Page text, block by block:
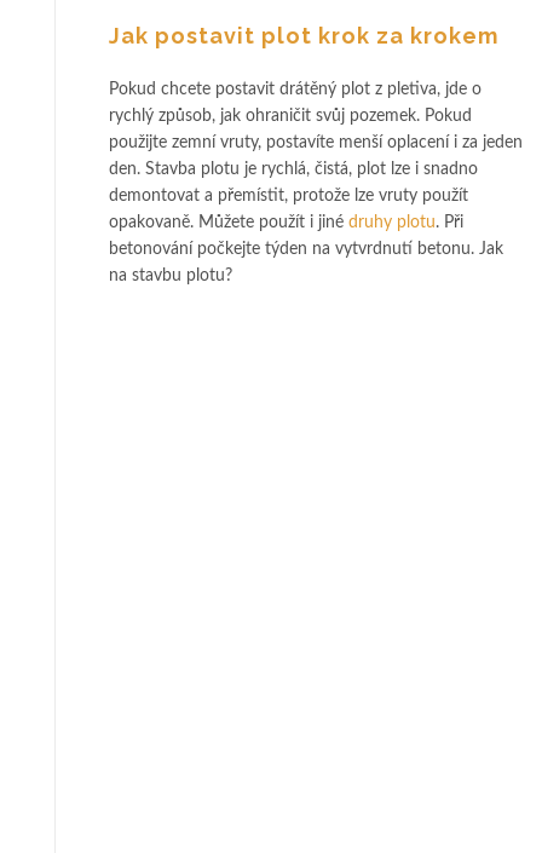
Jak postavit plot krok za krokem
Pokud chcete postavit drátěný plot z pletiva, jde o
rychlý způsob, jak ohraničit svůj pozemek. Pokud
použijte zemní vruty, postavíte menší oplacení i za jeden
den. Stavba plotu je rychlá, čistá, plot lze i snadno
demontovat a přemístit, protože lze vruty použít
opakovaně. Můžete použít i jiné druhy plotu. Při
betonování počkejte týden na vytvrdnutí betonu. Jak
na stavbu plotu?